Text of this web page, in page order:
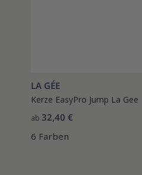
LA GÉE
Kerze EasyPro Jump La Gee
ab32,40 €
6 Farben